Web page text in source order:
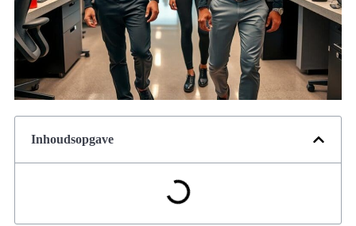
Inhoudsopgave